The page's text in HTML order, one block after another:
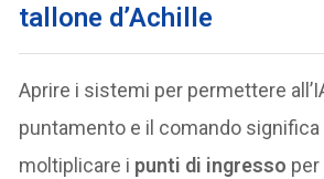
tallone d’Achille
Aprire i sistemi per permettere
puntamento e il comando significa
moltiplicare i punti di ingresso per